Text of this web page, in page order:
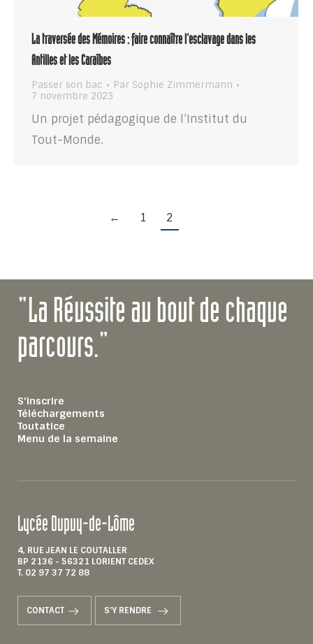
La traversée des Mémoires : faire connaître l’esclavage dans les
Antilles et les Caraïbes
Passer son bac Par Sophie Zimmermann
7 novembre 2023
Un projet pédagogique de l’Institut du
Tout-Monde.
← 1 2
"La Réussite au bout de chaque
parcours."
S'inscrire
Téléchargements
Toutatice
Menu de la semaine
Lycée Dupuy-de-Lôme
4, RUE JEAN LE COUTALLER
BP 2136 - 56321 LORIENT CEDEX
T. 02 97 37 72 88
CONTACT S'Y RENDRE